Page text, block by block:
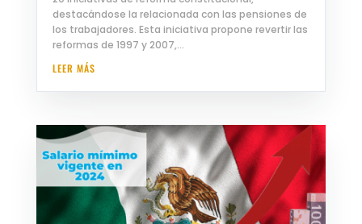
destacándose la relacionada con las pensiones de
los trabajadores. Esta iniciativa propone revertir las
reformas de 1997 y 2007,...
LEER MÁS